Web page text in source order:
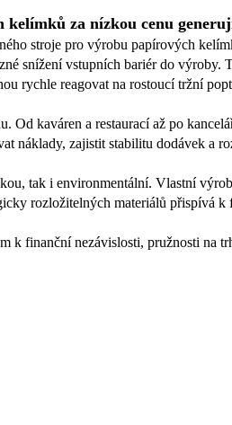
za nízkou cenu
stroje pro výrobu papírových
snížení vstupních bariér do výroby.
rychle reagovat na rostoucí tržní
kaváren a restaurací až po
náklady, zajistit stabilitu dodávek a
tak i environmentální. Vlastní
rozložitelných materiálů přispívá
k finanční nezávislosti, pružnosti na